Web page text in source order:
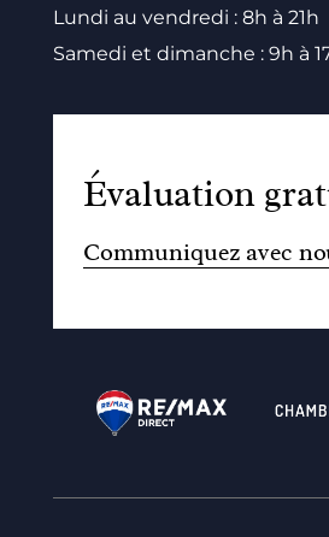
Lundi au vendredi : 8h à 21h
Samedi et dimanche : 9h à
Évaluation
Communiquez avec